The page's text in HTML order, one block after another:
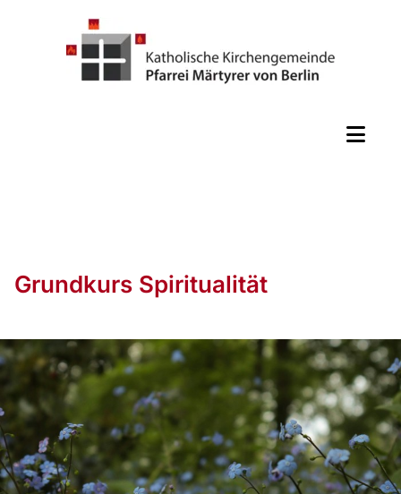
Grundkurs Spiritualität